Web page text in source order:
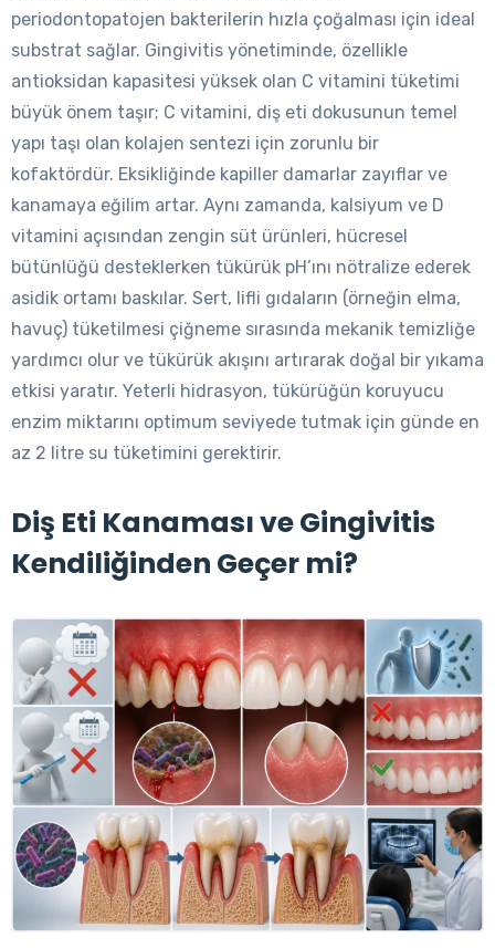
periodontopatojen bakterilerin hızla çoğalması için ideal
substrat sağlar. Gingivitis yönetiminde, özellikle
antioksidan kapasitesi yüksek olan C vitamini tüketimi
büyük önem taşır; C vitamini, diş eti dokusunun temel
yapı taşı olan kolajen sentezi için zorunlu bir
kofaktördür. Eksikliğinde kapiller damarlar zayıflar ve
kanamaya eğilim artar. Aynı zamanda, kalsiyum ve D
vitamini açısından zengin süt ürünleri, hücresel
bütünlüğü desteklerken tükürük pH’ını nötralize ederek
asidik ortamı baskılar. Sert, lifli gıdaların (örneğin elma,
havuç) tüketilmesi çiğneme sırasında mekanik temizliğe
yardımcı olur ve tükürük akışını artırarak doğal bir yıkama
etkisi yaratır. Yeterli hidrasyon, tükürüğün koruyucu
enzim miktarını optimum seviyede tutmak için günde en
az 2 litre su tüketimini gerektirir.
Diş Eti Kanaması ve Gingivitis
Kendiliğinden Geçer mi?